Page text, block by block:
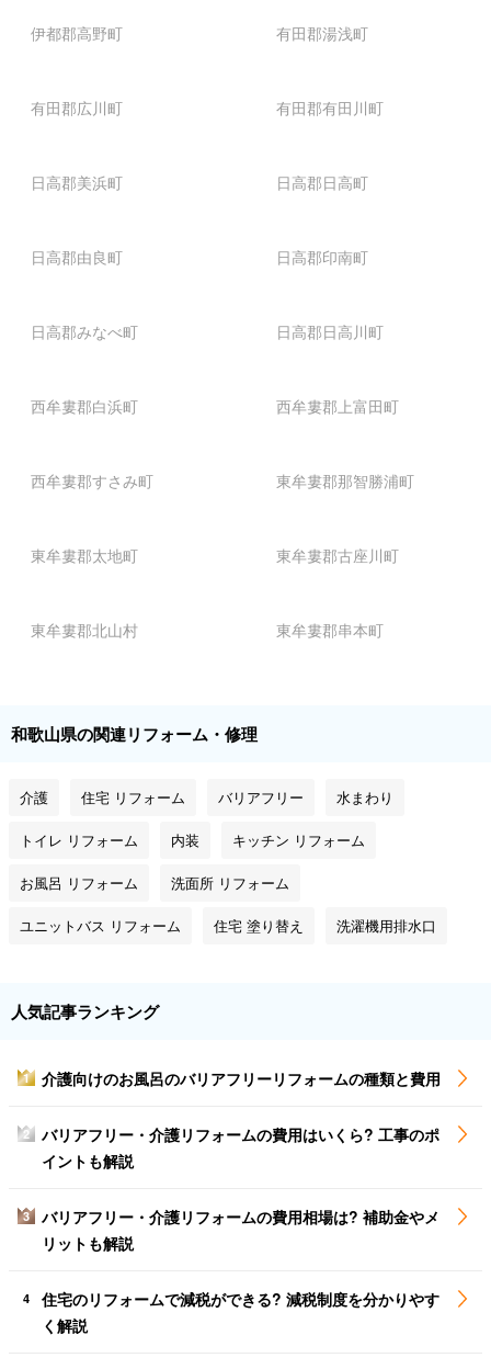
伊都郡高野町 有田郡湯浅町
有田郡広川町 有田郡有田川町
日高郡美浜町 日高郡日高町
日高郡由良町 日高郡印南町
日高郡みなべ町 日高郡日高川町
西牟婁郡白浜町 西牟婁郡上富田町
西牟婁郡すさみ町 東牟婁郡那智勝浦町
東牟婁郡太地町 東牟婁郡古座川町
東牟婁郡北山村 東牟婁郡串本町
和歌山県の関連リフォーム・修理
介護 住宅 リフォーム バリアフリー 水まわり
トイレ リフォーム 内装 キッチン リフォーム
お風呂 リフォーム 洗面所 リフォーム
ユニットバス リフォーム 住宅 塗り替え 洗濯機用排水口
人気記事ランキング
1 介護向けのお風呂のバリアフリーリフォームの種類と費用
2
バリアフリー・介護リフォームの費用はいくら? 工事のポ
イントも解説
3
バリアフリー・介護リフォームの費用相場は? 補助金やメ
リットも解説
4
住宅のリフォームで減税ができる? 減税制度を分かりやす
く解説